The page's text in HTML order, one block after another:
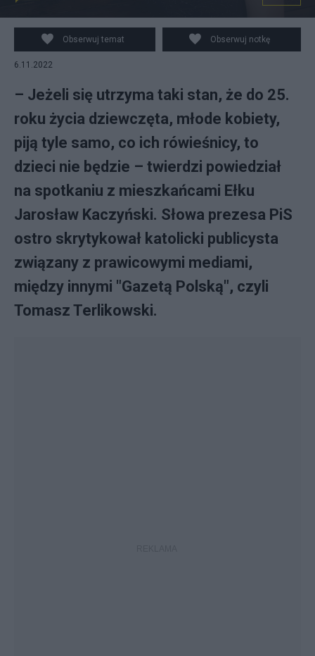
Kaczyński mówi problemie z alkoholem wśród młodych
kobiet. Źródło: PAP/Tomasz Waszczuk, CC0
Obserwuj temat Obserwuj notkę
6.11.2022
– Jeżeli się utrzyma taki stan, że do 25.
roku życia dziewczęta, młode kobiety,
piją tyle samo, co ich rówieśnicy, to
dzieci nie będzie – twierdzi powiedział
na spotkaniu z mieszkańcami Ełku
Jarosław Kaczyński. Słowa prezesa PiS
ostro skrytykował katolicki publicysta
związany z prawicowymi mediami,
między innymi "Gazetą Polską", czyli
Tomasz Terlikowski.